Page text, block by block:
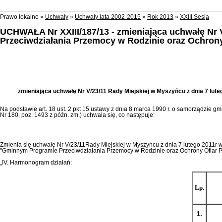
Prawo lokalne » Uchwały » Uchwały lata 2002-2015 » Rok 2013 » XXIII Sesja
UCHWAŁA Nr XXIII/187/13 - zmieniająca uchwałę
Przeciwdziałania Przemocy w Rodzinie oraz
zmieniająca uchwałę Nr V/23/11 Rady Miejskiej w Myszyńcu z dnia 7
Na podstawie art. 18 ust. 2 pkt 15 ustawy z dnia 8 marca 1990 r. o samorządzie
Nr 180, poz. 1493 z późn. zm.) uchwala się, co następuje:
Zmienia się uchwałę Nr V/23/11Rady Miejskiej w Myszyńcu z dnia 7 lutego
"Gminnym Programie Przeciwdziałania Przemocy w Rodzinie oraz Ochrony
„IV. Harmonogram działań:
Lp.
1.